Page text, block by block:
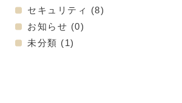
セキュリティ
(8)
お知らせ (0)
未分類 (1)